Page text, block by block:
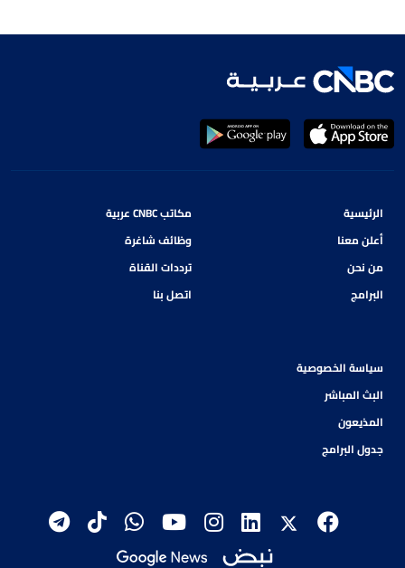
الرئيسية
أعلن معنا
من نحن
البرامج
مكاتب CNBC عربية
وظائف شاغرة
ترددات القناة
اتصل بنا
سياسة الخصوصية
البث المباشر
المذيعون
جدول البرامج